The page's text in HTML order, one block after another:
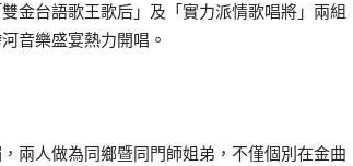
金台語歌王歌后」及「實力派情歌唱將」兩組
音樂盛宴熱力開唱。
兩人做為同鄉暨同門師姐弟，不僅個別在金曲